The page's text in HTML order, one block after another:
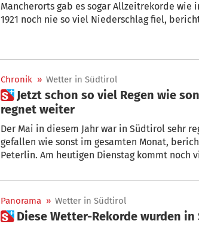
Mancherorts gab es sogar Allzeitrekorde wie in Brixen und Bruneck, wo seit
1921 noch nie so viel Niederschlag fiel,
Chronik » Wetter in Südtirol
 Jetzt schon so viel Regen wie sonst im gesamten Mai, und es
regnet weiter
Der Mai in diesem Jahr war in Südtirol sehr
gefallen wie sonst im gesamten Monat,
Peterlin. Am heutigen Dienstag kommt noch
Panorama » Wetter in Südtirol
 Diese Wetter-Rekorde wurden